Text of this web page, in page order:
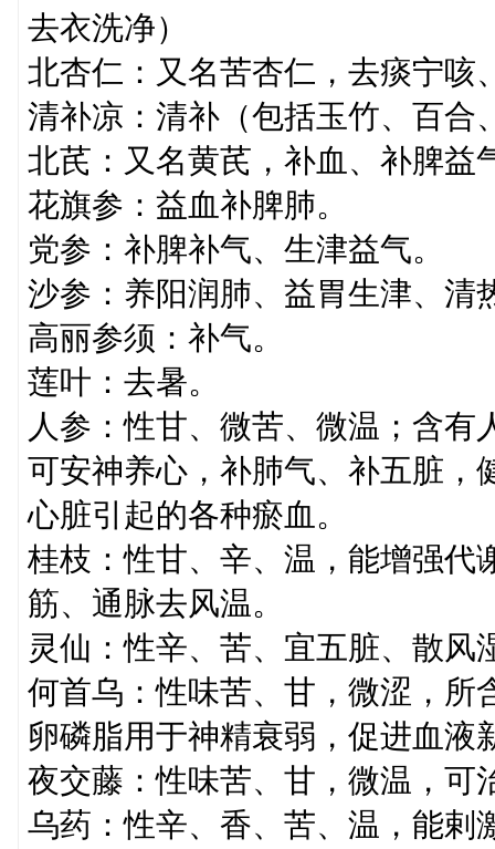
去衣洗净）
北杏仁：又名苦杏仁，去痰宁咳
清补凉：清补（包括玉竹、百合
北芪：又名黄芪，补血、补脾益
花旗参：益血补脾肺。
党参：补脾补气、生津益气。
沙参：养阳润肺、益胃生津、清
高丽参须：补气。
莲叶：去暑。
人参：性甘、微苦、微温；含
可安神养心，补肺气、补五脏，
心脏引起的各种瘀血。
桂枝：性甘、辛、温，能增强代
筋、通脉去风温。
灵仙：性辛、苦、宜五脏、散风
何首乌：性味苦、甘，微涩，所
卵磷脂用于神精衰弱，促进血液
夜交藤：性味苦、甘，微温，可
乌药：性辛、香、苦、温，能剌